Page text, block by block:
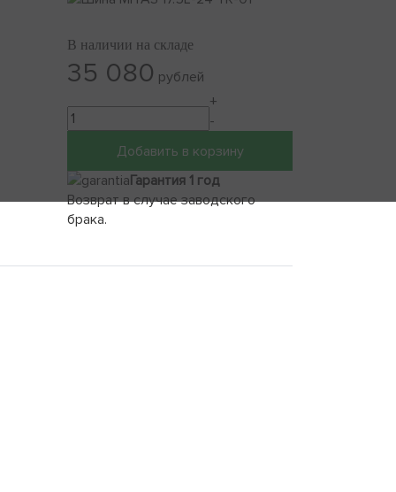
В наличии на складе
35 080 рублей
+
-
Добавить в корзину
Гарантия 1 год
Возврат в случае заводского
брака.